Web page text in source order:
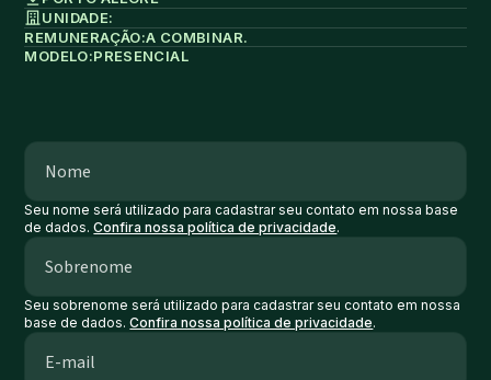
UNIDADE:
REMUNERAÇÃO:A COMBINAR.
MODELO:PRESENCIAL
Seu nome será utilizado para cadastrar seu contato em nossa base
de dados.Confira nossa política de privacidade.
Seu sobrenome será utilizado para cadastrar seu contato em nossa
base de dados.Confira nossa política de privacidade.